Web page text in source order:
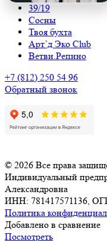
39/19
Сосны
Твоя бухта
Арт’д Эко Club
Ветви.Репино
+7 (812) 250 54 96
Обратный звонок
© 2026 Все права
Индивидуальный
Александровна
ИНН: 781417571136,
Политика
Добавлено в сравнение
Посмотреть